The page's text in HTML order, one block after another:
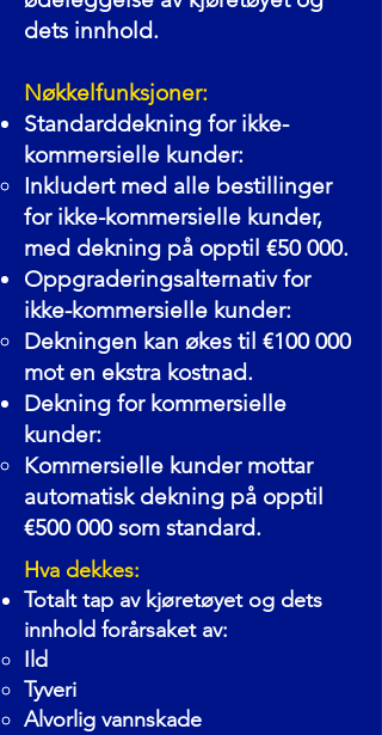
dets innhold.
Nøkkelfunksjoner:
Standarddekning for ikke-
kommersielle kunder:
Inkludert med alle bestillinger
for ikke-kommersielle kunder,
med dekning på opptil €50 000.
Oppgraderingsalternativ for
ikke-kommersielle kunder:
Dekningen kan økes til €100 000
mot en ekstra kostnad.
Dekning for kommersielle
kunder:
Kommersielle kunder mottar
automatisk dekning på opptil
€500 000 som standard.
Hva dekkes:
Totalt tap av kjøretøyet og dets
innhold forårsaket av:
Ild
Tyveri
Alvorlig vannskade